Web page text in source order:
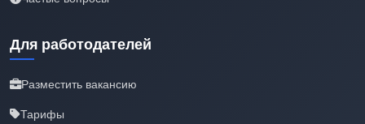
Для работодателей
Разместить вакансию
Тарифы